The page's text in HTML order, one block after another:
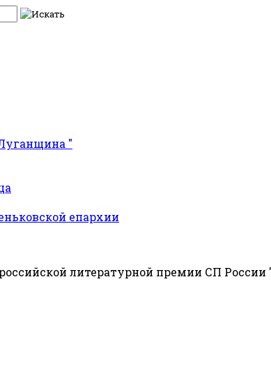
"
епархии
литературной премии СП России